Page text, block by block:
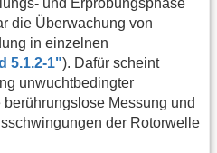
die Überwachung von
in einzelnen
5.1.2-1"). Dafür scheint
unwuchtbedingter
Messung und
der Rotorwelle